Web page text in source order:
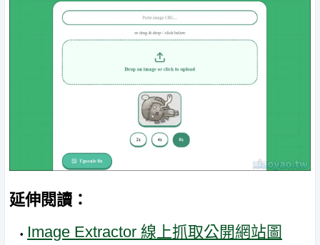
延伸閱讀：
Image Extractor 線上抓取公開網站圖